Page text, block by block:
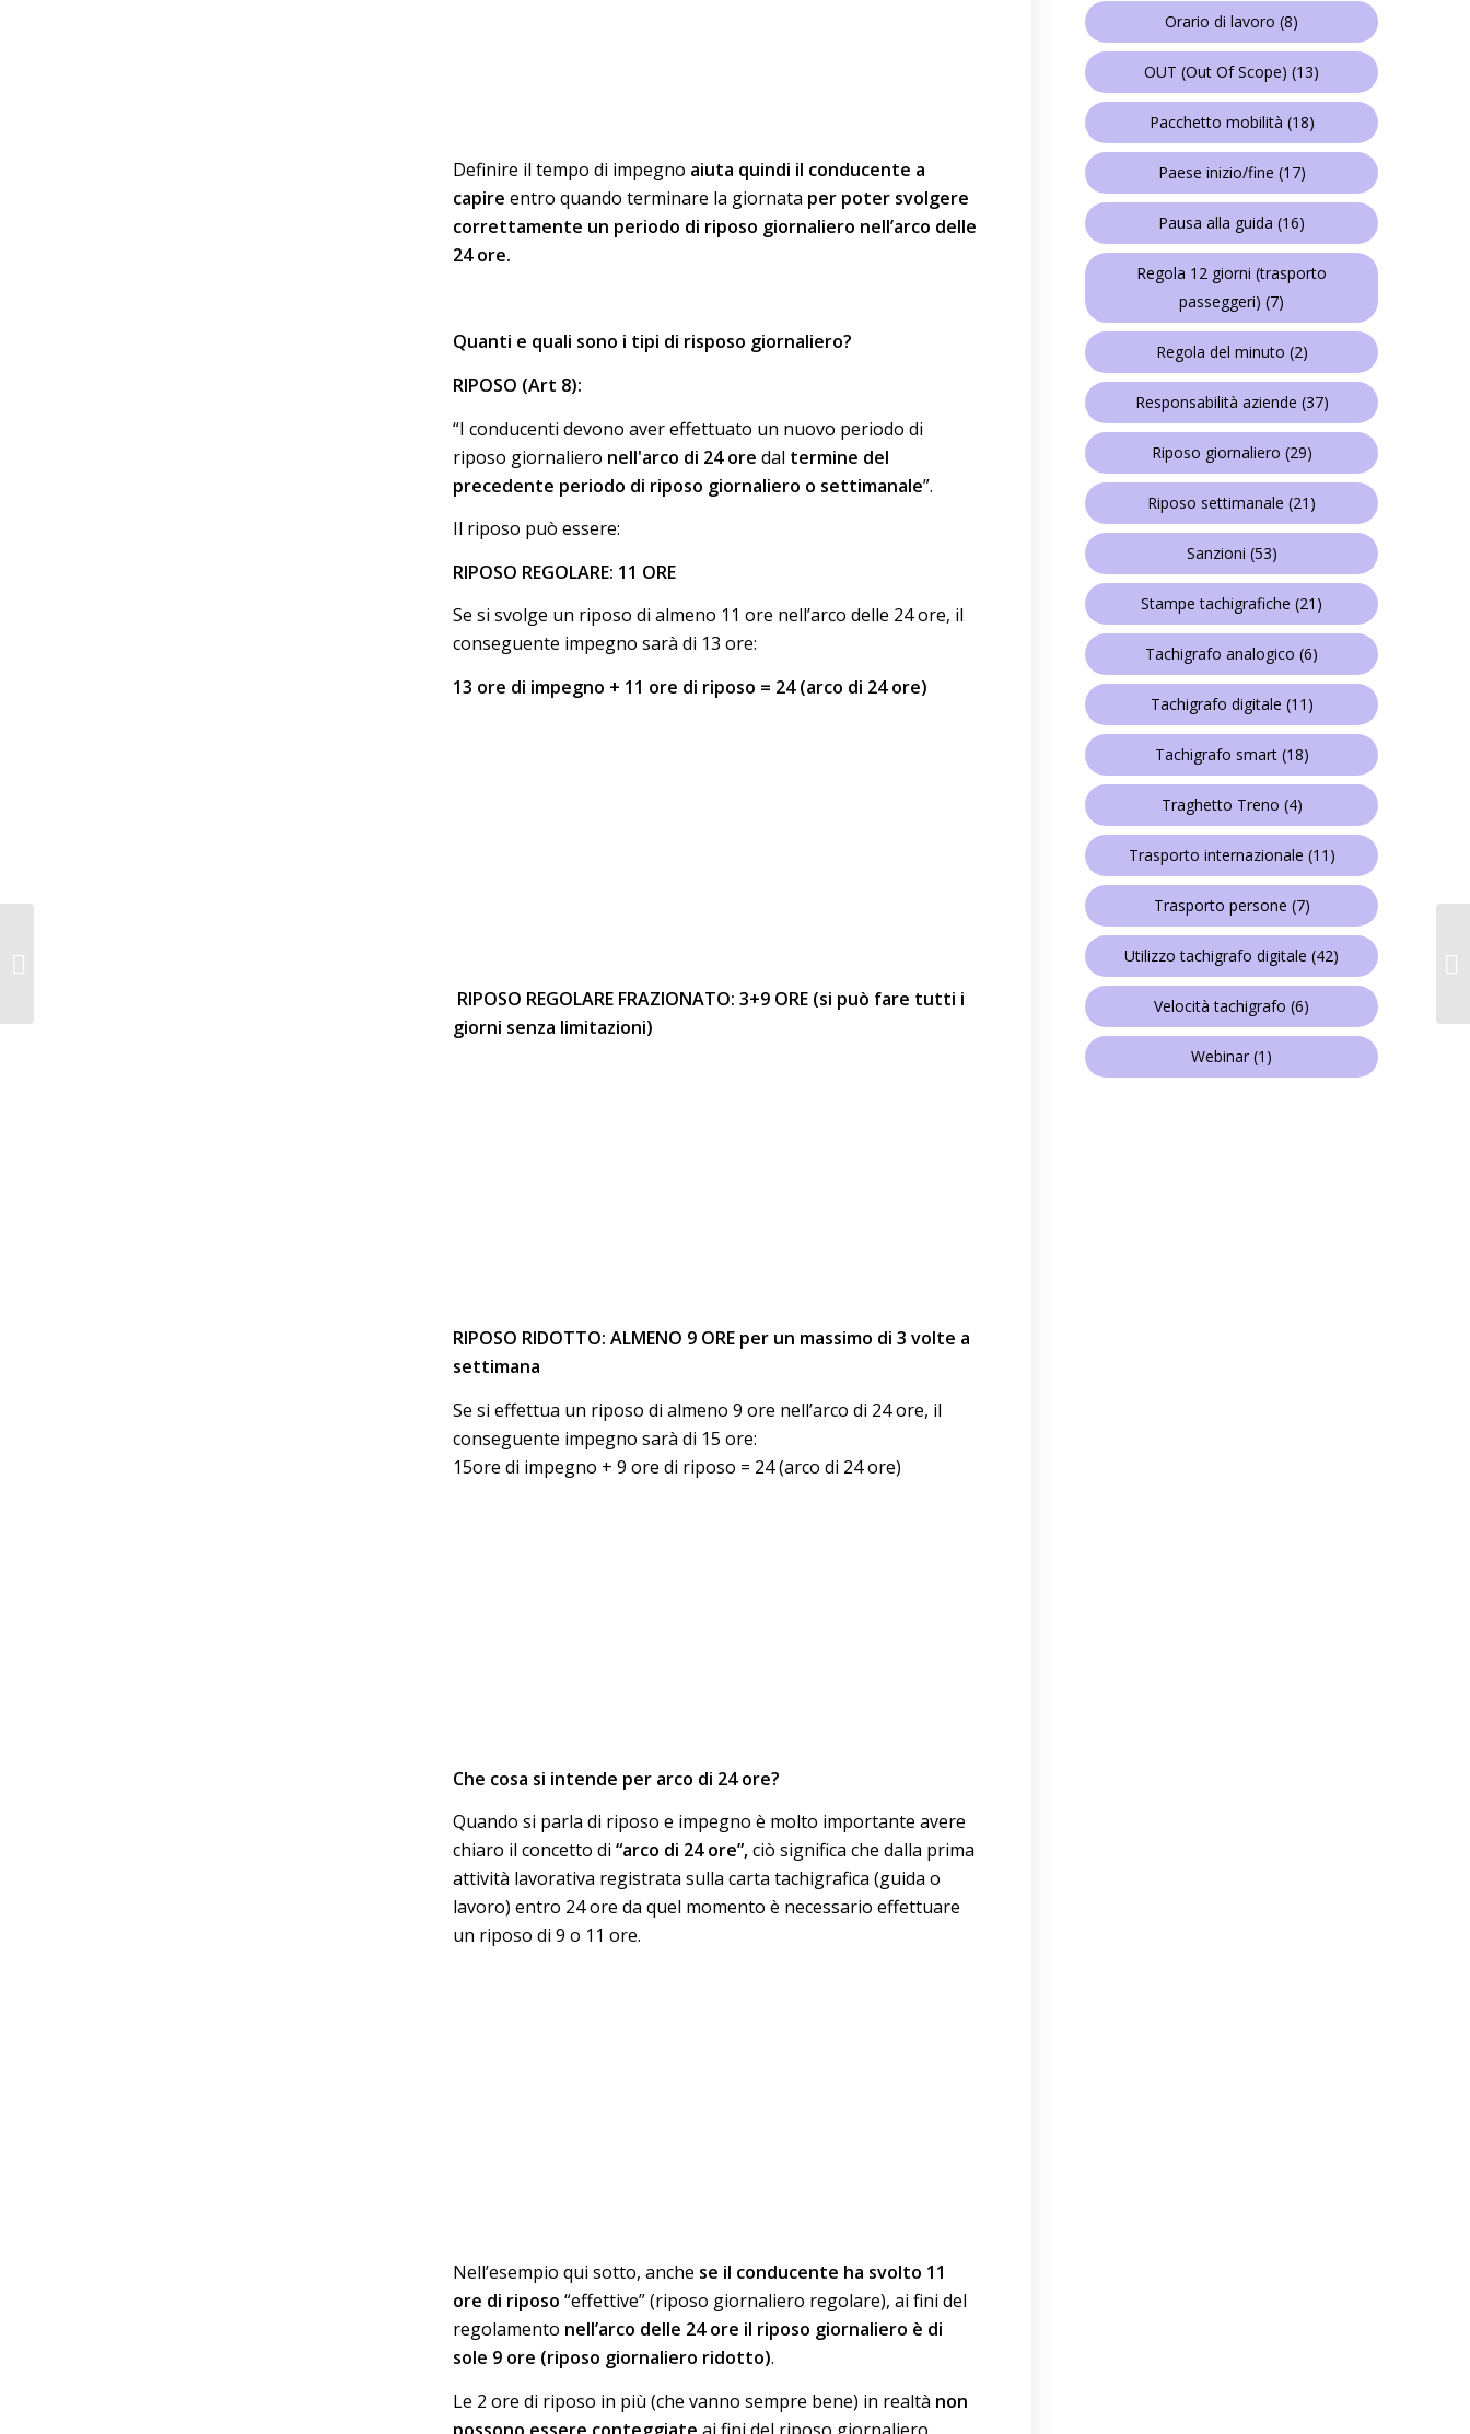
Definire il tempo di impegno aiuta quindi il conducente a
capire entro quando terminare la giornata per poter svolgere
correttamente un periodo di riposo giornaliero nell’arco delle
24 ore.
Quanti e quali sono i tipi di risposo giornaliero?
RIPOSO (Art 8):
“I conducenti devono aver effettuato un nuovo periodo di
riposo giornaliero nell'arco di 24 ore dal termine del
precedente periodo di riposo giornaliero o settimanale”.
Il riposo può essere:
RIPOSO REGOLARE: 11 ORE
Se si svolge un riposo di almeno 11 ore nell’arco delle 24 ore, il
conseguente impegno sarà di 13 ore:
13 ore di impegno + 11 ore di riposo = 24 (arco di 24 ore)
RIPOSO REGOLARE FRAZIONATO: 3+9 ORE (si può fare tutti i
giorni senza limitazioni)
RIPOSO RIDOTTO: ALMENO 9 ORE per un massimo di 3 volte a
settimana
Se si effettua un riposo di almeno 9 ore nell’arco di 24 ore, il
conseguente impegno sarà di 15 ore:
15ore di impegno + 9 ore di riposo = 24 (arco di 24 ore)
Che cosa si intende per arco di 24 ore?
Quando si parla di riposo e impegno è molto importante avere
chiaro il concetto di “arco di 24 ore”,ciò significa che dalla prima
attività lavorativa registrata sulla carta tachigrafica (guida o
lavoro) entro 24 ore da quel momento è necessario effettuare
un riposo di 9 o 11 ore.
Nell’esempio qui sotto, anche se il conducente ha svolto 11
ore di riposo “effettive” (riposo giornaliero regolare), ai fini del
regolamento nell’arco delle 24 ore il riposo giornaliero è di
sole 9 ore (riposo giornaliero ridotto).
Le 2 ore di riposo in più (che vanno sempre bene) in realtà non
Orario di lavoro (8)
OUT (Out Of Scope) (13)
Pacchetto mobilità (18)
Paese inizio/fine (17)
Pausa alla guida (16)
Regola 12 giorni (trasporto
passeggeri) (7)
Regola del minuto (2)
Responsabilità aziende (37)
Riposo giornaliero (29)
Riposo settimanale (21)
Sanzioni (53)
Stampe tachigrafiche (21)
Tachigrafo analogico (6)
Tachigrafo digitale (11)
Tachigrafo smart(18)
Traghetto Treno (4)
Trasporto internazionale (11)
Trasporto persone (7)
Utilizzo tachigrafo digitale (42)
Velocità tachigrafo (6)
Webinar (1)